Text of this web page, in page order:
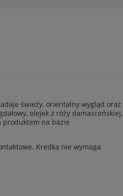
świeży, orientalny wygląd oraz
olejek z róży damasceńskiej,
produktem na bazie
Kredka nie wymaga